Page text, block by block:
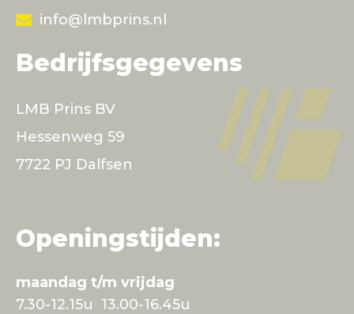
info@lmbprins.nl
Bedrijfsgegevens
LMB Prins BV
Hessenweg 59
7722 PJ Dalfsen
Openingstijden:
maandag t/m vrijdag
7.30-12.15u 13.00-16.45u